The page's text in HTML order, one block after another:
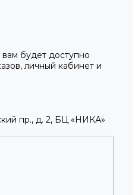
будет доступно
личный кабинет и
пр., д. 2, БЦ «НИКА»